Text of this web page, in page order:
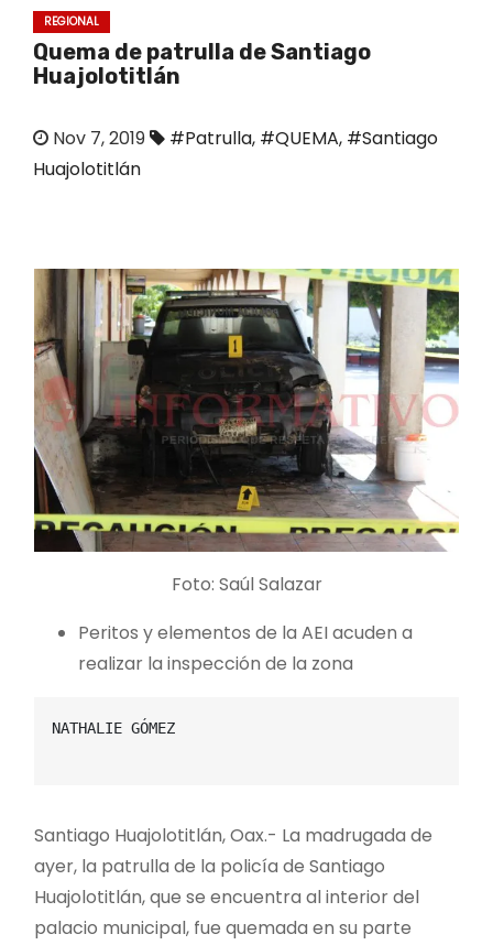
REGIONAL
Quema de patrulla de Santiago
Huajolotitlán
Nov 7, 2019 #Patrulla, #QUEMA, #Santiago
Huajolotitlán
Foto: Saúl Salazar
Peritos y elementos de la AEI acuden a
realizar la inspección de la zona
NATHALIE GÓMEZ
Santiago Huajolotitlán, Oax.- La madrugada de
ayer, la patrulla de la policía de Santiago
Huajolotitlán, que se encuentra al interior del
palacio municipal, fue quemada en su parte